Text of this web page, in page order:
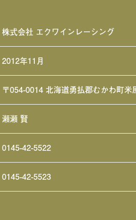
株式会社 エクワインレーシング
2012年11月
〒054-0014 北海道勇払郡むかわ町米
瀬瀬 賢
0145-42-5522
0145-42-5523